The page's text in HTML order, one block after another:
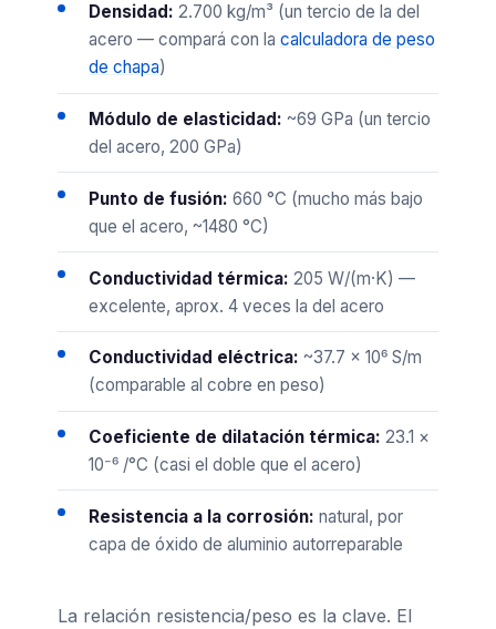
Densidad: 2.700 kg/m³ (un tercio de la del
acero — compará con la calculadora de peso
de chapa)
Módulo de elasticidad: ~69 GPa (un tercio
del acero, 200 GPa)
Punto de fusión: 660 °C (mucho más bajo
que el acero, ~1480 °C)
Conductividad térmica: 205 W/(m·K) —
excelente, aprox. 4 veces la del acero
Conductividad eléctrica: ~37.7 × 10⁶ S/m
(comparable al cobre en peso)
Coeficiente de dilatación térmica: 23.1 ×
10⁻⁶ /°C (casi el doble que el acero)
Resistencia a la corrosión: natural, por
capa de óxido de aluminio autorreparable
La relación resistencia/peso es la clave. El